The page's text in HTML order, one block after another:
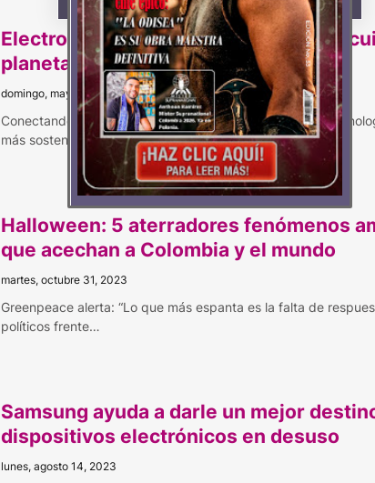
Electrodomésticos tecnológicos que
planeta
domingo, mayo 19, 2024
Conectando la ecología con la tecnología Innovación y
más sostenible c…
Halloween: 5 aterradores fenómenos
que acechan a Colombia y el mundo
martes, octubre 31, 2023
Greenpeace alerta: “Lo que más espanta es la falta de
políticos frente…
Samsung ayuda a darle un mejor
dispositivos electrónicos en desuso
lunes, agosto 14, 2023